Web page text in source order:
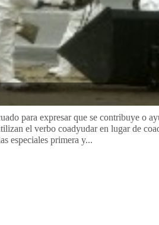
para expresar que se contribuye o
el verbo coadyudar en lugar de
especiales primera y...